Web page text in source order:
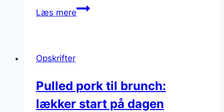
Læs merePulled
Opskrifter
Pulled pork til brunch:
lækker start på dagen